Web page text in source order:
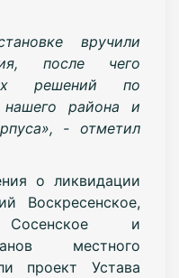
вручили
после чего
решений по
района и
- отметил
о ликвидации
Воскресенское,
и
местного
проект Устава